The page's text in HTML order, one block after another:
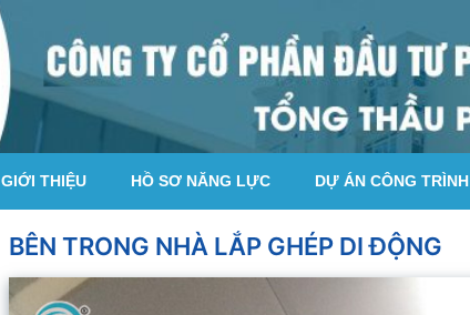
GIỚI THIỆU HỒ SƠ NĂNG LỰC DỰ ÁN CÔNG TRÌNH
BÊN TRONG NHÀ LẮP GHÉP DI ĐỘNG